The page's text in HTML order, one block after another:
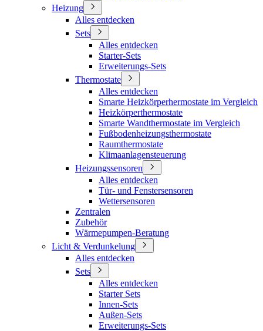
Heizung
Alles entdecken
Sets
Alles entdecken
Starter-Sets
Erweiterungs-Sets
Thermostate
Alles entdecken
Smarte Heizkörperhermostate im Vergleich
Heizkörperthermostate
Smarte Wandthermostate im Vergleich
Fußbodenheizungsthermostate
Raumthermostate
Klimaanlagensteuerung
Heizungssensoren
Alles entdecken
Tür- und Fenstersensoren
Wettersensoren
Zentralen
Zubehör
Wärmepumpen-Beratung
Licht & Verdunkelung
Alles entdecken
Sets
Alles entdecken
Starter Sets
Innen-Sets
Außen-Sets
Erweiterungs-Sets